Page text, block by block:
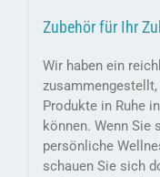
Zubehör für Ihr
Wir haben ein
Produkte in Ruhe
können. Wenn Sie
persönliche
schauen Sie sich